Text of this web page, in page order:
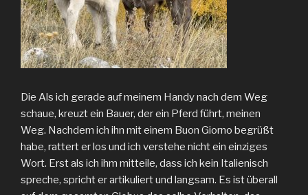
Die Als ich gerade auf meinem Handy nach dem Weg
schaue, kreuzt ein Bauer, der ein Pferd führt, meinen
Weg. Nachdem ich ihn mit einem Buon Giorno begrüßt
habe, rattert er los und ich verstehe nicht ein einziges
Wort. Erst als ich ihm mitteile, dass ich kein Italienisch
spreche, spricht er artikuliert und langsam. Es ist überall